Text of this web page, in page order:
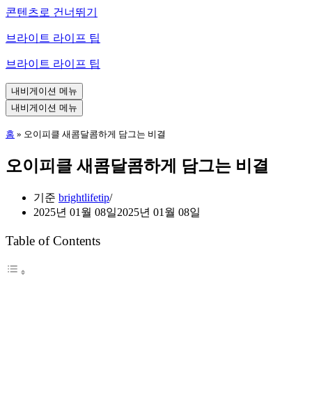
콘텐츠로 건너뛰기
브라이트 라이프 팁
브라이트 라이프 팁
내비게이션 메뉴
내비게이션 메뉴
홈 » 오이피클 새콤달콤하게 담그는 비결
오이피클 새콤달콤하게 담그는 비결
기준 brightlifetip
2025년 01월 08일2025년 01월 08일
Table of Contents